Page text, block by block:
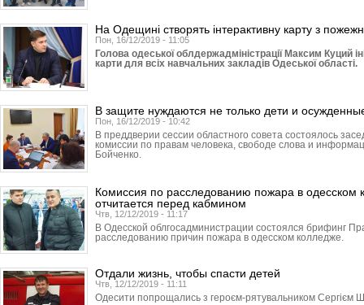
На Одещині створять інтерактивну карту з
Пон, 16/12/2019 - 11:05
Голова одеської облдержадміністрації Максим Куций
карти для всіх навчальних закладів Одеської області.
В защите нуждаются не только дети и
Пон, 16/12/2019 - 10:42
В преддверии сессии областного совета состоялось
комиссии по правам человека, свободе слова и
Бойченко.
Комиссия по расследованию пожара в одесском
отчитается перед кабмином
Чтв, 12/12/2019 - 11:17
В Одесской облгосадми­нист­рации состоялся брифинг
расследованию причин пожара в одесском колледже.
Отдали жизнь, чтобы спасти детей
Чтв, 12/12/2019 - 11:11
Одесити попрощались з героєм-рятувальником Сергієм